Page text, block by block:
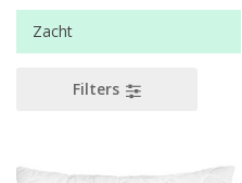
Zacht
Filters